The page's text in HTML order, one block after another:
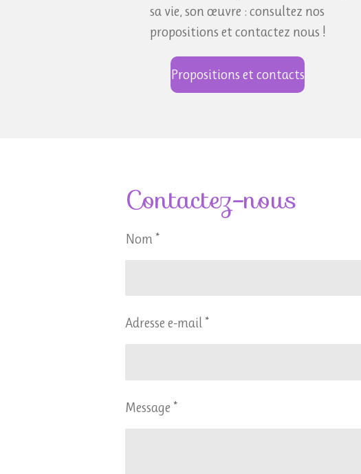
sa vie, son œuvre : consultez nos
propositions et contactez nous !
Propositions et contacts
Contactez-nous
Nom *
Adresse e-mail *
Message *